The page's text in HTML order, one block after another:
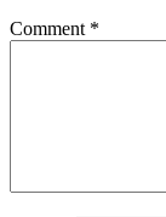
Comment *